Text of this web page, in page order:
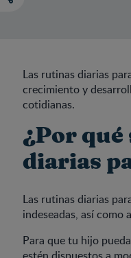
Las rutinas diarias
crecimiento y
cotidianas.
¿Por
diarias
Las rutinas diarias
indeseadas, así como
Para que tu hijo